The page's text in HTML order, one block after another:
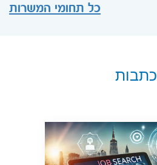
כל תחומי המשרות
כתבות